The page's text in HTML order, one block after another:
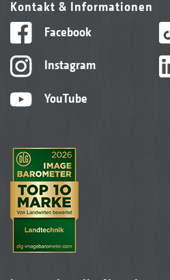
Kontakt & Informationen
Facebook
Instagram
YouTube